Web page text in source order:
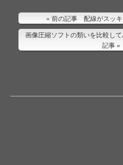
前の記事 配線がスッ
画像圧縮ソフトの類いを比較し
記事